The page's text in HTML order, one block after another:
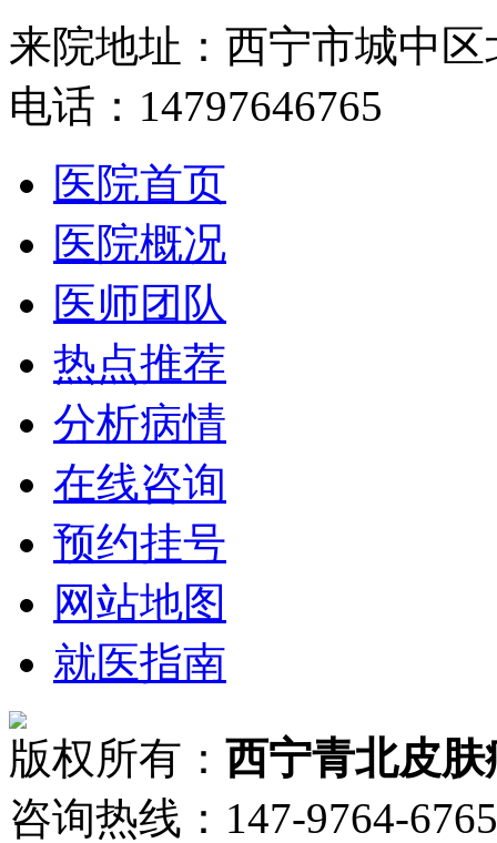
来院地址：西宁市城中区
电话：14797646765
医院首页
医院概况
医师团队
热点推荐
分析病情
在线咨询
预约挂号
网站地图
就医指南
版权所有： 西宁青北皮肤
咨询热线：147-9764-